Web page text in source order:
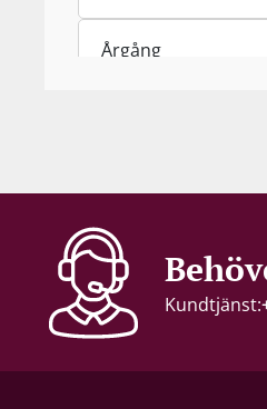
Årgång
Alkohol-%
14,5 %
Servering
Kundtjänst: